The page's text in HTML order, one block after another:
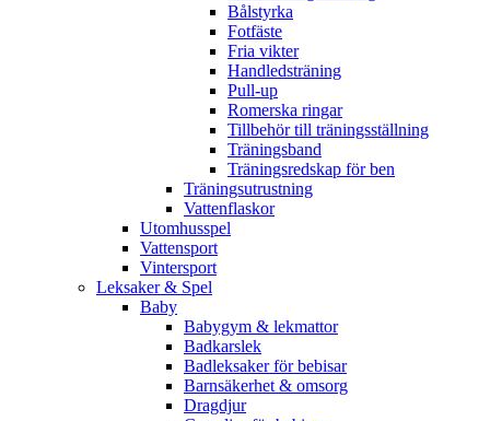
Bålstyrka
Fotfäste
Fria vikter
Handledsträning
Pull-up
Romerska ringar
Tillbehör till träningsställning
Träningsband
Träningsredskap för ben
Träningsutrustning
Vattenflaskor
Utomhusspel
Vattensport
Vintersport
Leksaker & Spel
Baby
Babygym & lekmattor
Badkarslek
Badleksaker för bebisar
Barnsäkerhet & omsorg
Dragdjur